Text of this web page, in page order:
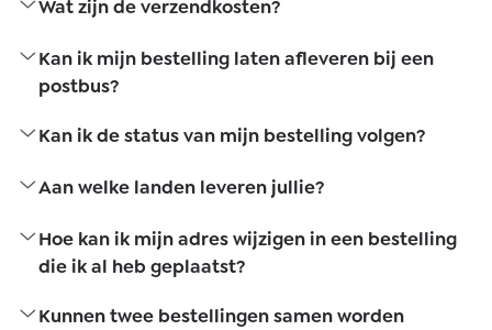
Wat zijn de verzendkosten?
Kan ik mijn bestelling laten afleveren bij een
postbus?
Kan ik de status van mijn bestelling volgen?
Aan welke landen leveren jullie?
Hoe kan ik mijn adres wijzigen in een bestelling
die ik al heb geplaatst?
Kunnen twee bestellingen samen worden